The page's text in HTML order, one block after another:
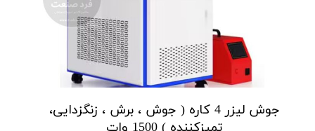
جوش لیزر 4 کاره ( جوش ، برش ، زنگزدایی،